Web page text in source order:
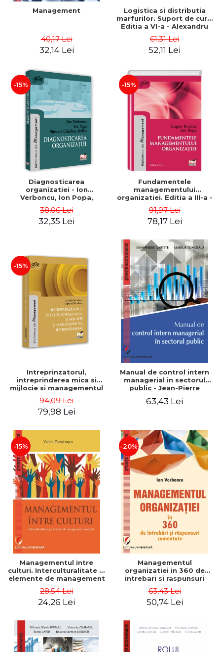
Management
40,17 Lei
32,14 Lei
Logistica si distributia
marfurilor. Suport de curs.
Editia a VI-a - Alexandru
61,31 Lei
52,11 Lei
-15%
Diagnosticarea
organizatiei - Ion
Verboncu, Ion Popa,
38,06 Lei
32,35 Lei
-15%
Fundamentele
managementului
organizatiei. Editia a III-a -
91,97 Lei
78,17 Lei
-15%
Intreprinzatorul,
intreprinderea mica si
mijlocie si managementul
Nicolescu, Ciprian
Nicolescu
94,09 Lei
79,98 Lei
Manual de control intern
managerial in sectorul
public - Jean-Pierre
63,43 Lei
-15%
Managementul intre
culturi. Interculturalitate si
elemente de management
Dumitrascu
28,54 Lei
24,26 Lei
-20%
Managementul
organizatiei in 360 de
intrebari si raspunsuri
63,43 Lei
50,74 Lei